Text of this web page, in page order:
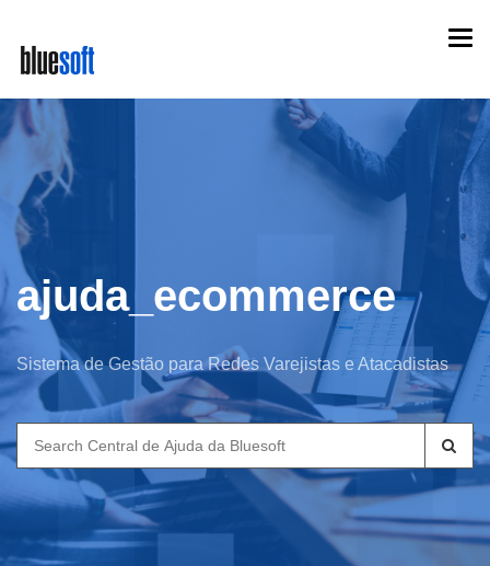
main
content
ajuda_ecommerce
Sistema de Gestão para Redes Varejistas e Atacadistas
Search
for: